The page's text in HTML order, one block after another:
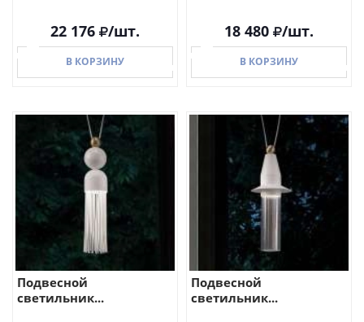
22 176 /шт.
В КОРЗИНУ
В КОРЗИНУ
18 480 /шт.
В КОРЗИНУ
В КОРЗИНУ
Подвесной
светильник...
Подвесной
светильник...